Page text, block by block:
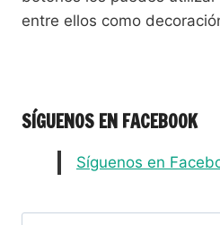
entre ellos como
SÍGUENOS EN FACEBOOK
Síguenos en